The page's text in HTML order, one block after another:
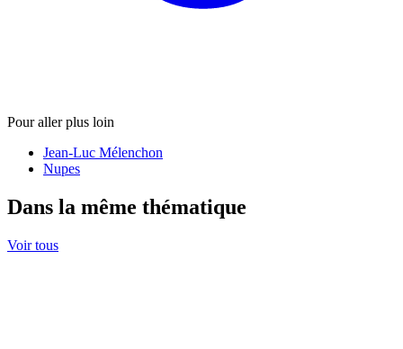
Pour aller plus loin
Jean-Luc Mélenchon
Nupes
Dans la même thématique
Voir tous